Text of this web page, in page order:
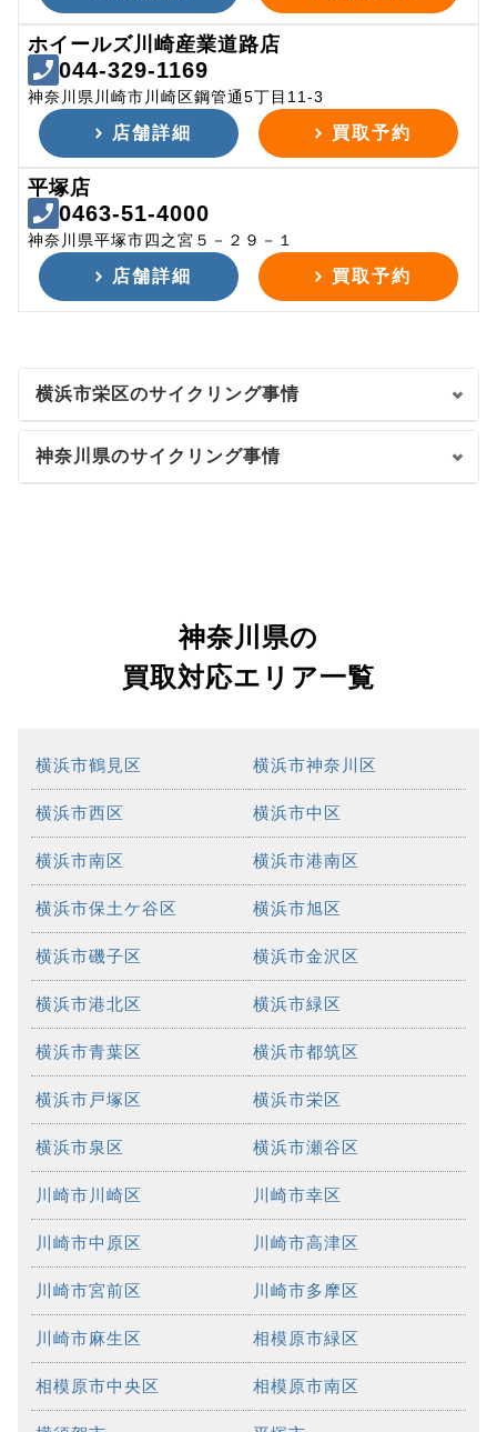
ホイールズ川崎産業道路店
044-329-1169
神奈川県川崎市川崎区鋼管通5丁目11-3
店舗詳細 買取予約
平塚店
0463-51-4000
神奈川県平塚市四之宮５－２９－１
店舗詳細 買取予約
横浜市栄区のサイクリング事情
神奈川県のサイクリング事情
神奈川県の
買取対応エリア一覧
横浜市鶴見区 横浜市神奈川区
横浜市西区 横浜市中区
横浜市南区 横浜市港南区
横浜市保土ケ谷区 横浜市旭区
横浜市磯子区 横浜市金沢区
横浜市港北区 横浜市緑区
横浜市青葉区 横浜市都筑区
横浜市戸塚区 横浜市栄区
横浜市泉区 横浜市瀬谷区
川崎市川崎区 川崎市幸区
川崎市中原区 川崎市高津区
川崎市宮前区 川崎市多摩区
川崎市麻生区 相模原市緑区
相模原市中央区 相模原市南区